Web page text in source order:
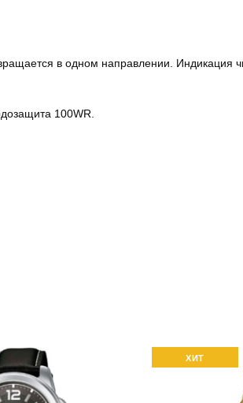
в одном направлении. Индикация
100WR.
ХИТ